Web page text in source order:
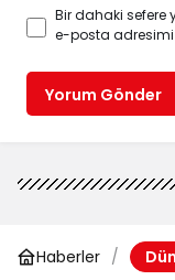
Bir dahaki sefere
e-posta adresimi
Yorum Gönder
Haberler